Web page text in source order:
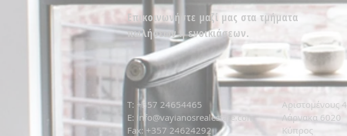
Επικοινωνήστε μαζί μας στα τμήματα
πωλήσεων ή ενοικιάσεων.
T: +357 24654465
E: info@vayianosrealestate.com
Fax: +357 24624292
Αριστομένους 4
Λάρνακα 6020
Κύπρος